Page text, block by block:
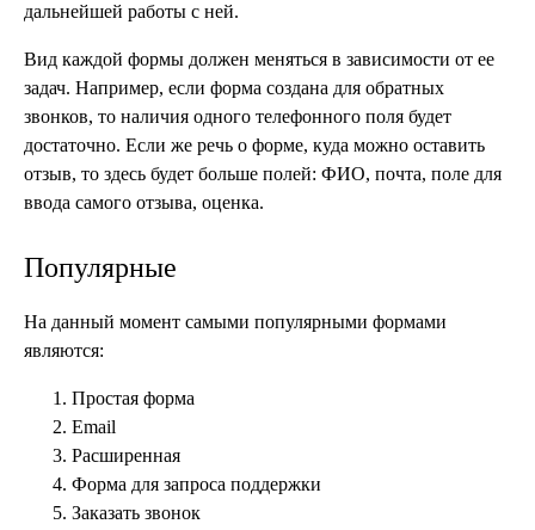
дальнейшей работы с ней.
Вид каждой формы должен меняться в зависимости от ее
задач. Например, если форма создана для обратных
звонков, то наличия одного телефонного поля будет
достаточно. Если же речь о форме, куда можно оставить
отзыв, то здесь будет больше полей: ФИО, почта, поле для
ввода самого отзыва, оценка.
Популярные
На данный момент самыми популярными формами
являются:
Простая форма
Email
Расширенная
Форма для запроса поддержки
Заказать звонок